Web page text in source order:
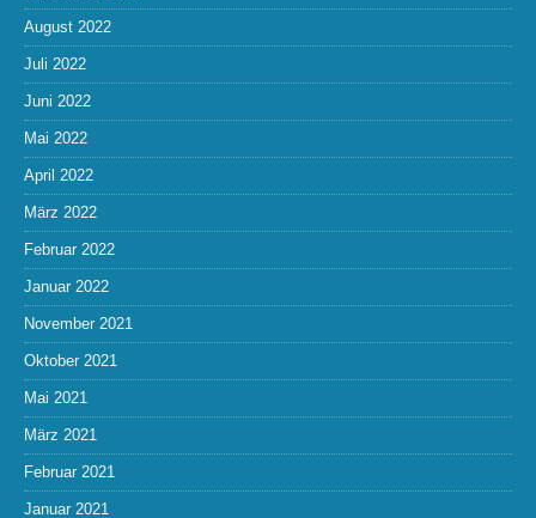
August 2022
Juli 2022
Juni 2022
Mai 2022
April 2022
März 2022
Februar 2022
Januar 2022
November 2021
Oktober 2021
Mai 2021
März 2021
Februar 2021
Januar 2021